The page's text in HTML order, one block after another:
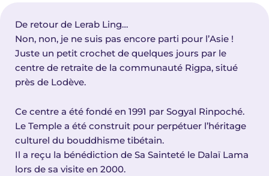
De retour de Lerab Ling…
Non, non, je ne suis pas encore parti pour l’Asie !
Juste un petit crochet de quelques jours par le
centre de retraite de la communauté Rigpa, situé
près de Lodève.
Ce centre a été fondé en 1991 par Sogyal Rinpoché.
Le Temple a été construit pour perpétuer l’héritage
culturel du bouddhisme tibétain.
Il a reçu la bénédiction de Sa Sainteté le Dalaï Lama
lors de sa visite en 2000.